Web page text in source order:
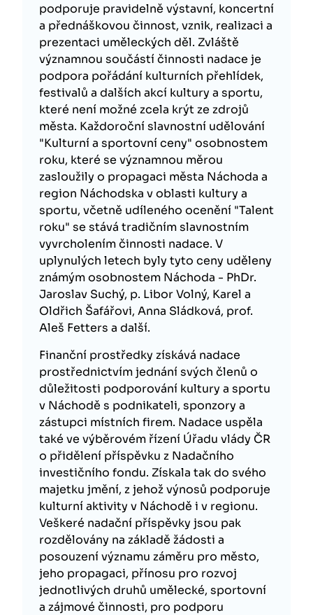
podporuje pravidelně výstavní, koncertní
a přednáškovou činnost, vznik, realizaci a
prezentaci uměleckých děl. Zvláště
významnou součástí činnosti nadace je
podpora pořádání kulturních přehlídek,
festivalů a dalších akcí kultury a sportu,
které není možné zcela krýt ze zdrojů
města. Každoroční slavnostní udělování
"Kulturní a sportovní ceny" osobnostem
roku, které se významnou měrou
zasloužily o propagaci města Náchoda a
region Náchodska v oblasti kultury a
sportu, včetně udíleného ocenění "Talent
roku" se stává tradičním slavnostním
vyvrcholením činnosti nadace. V
uplynulých letech byly tyto ceny uděleny
známým osobnostem Náchoda - PhDr.
Jaroslav Suchý, p. Libor Volný, Karel a
Oldřich Šafářovi, Anna Sládková, prof.
Aleš Fetters a další.
Finanční prostředky získává nadace
prostřednictvím jednání svých členů o
důležitosti podporování kultury a sportu
v Náchodě s podnikateli, sponzory a
zástupci místních firem. Nadace uspěla
také ve výběrovém řízení Úřadu vlády ČR
o přidělení příspěvku z Nadačního
investičního fondu. Získala tak do svého
majetku jmění, z jehož výnosů podporuje
kulturní aktivity v Náchodě i v regionu.
Veškeré nadační příspěvky jsou pak
rozdělovány na základě žádosti a
posouzení významu záměru pro město,
jeho propagaci, přínosu pro rozvoj
jednotlivých druhů umělecké, sportovní
a zájmové činnosti, pro podporu